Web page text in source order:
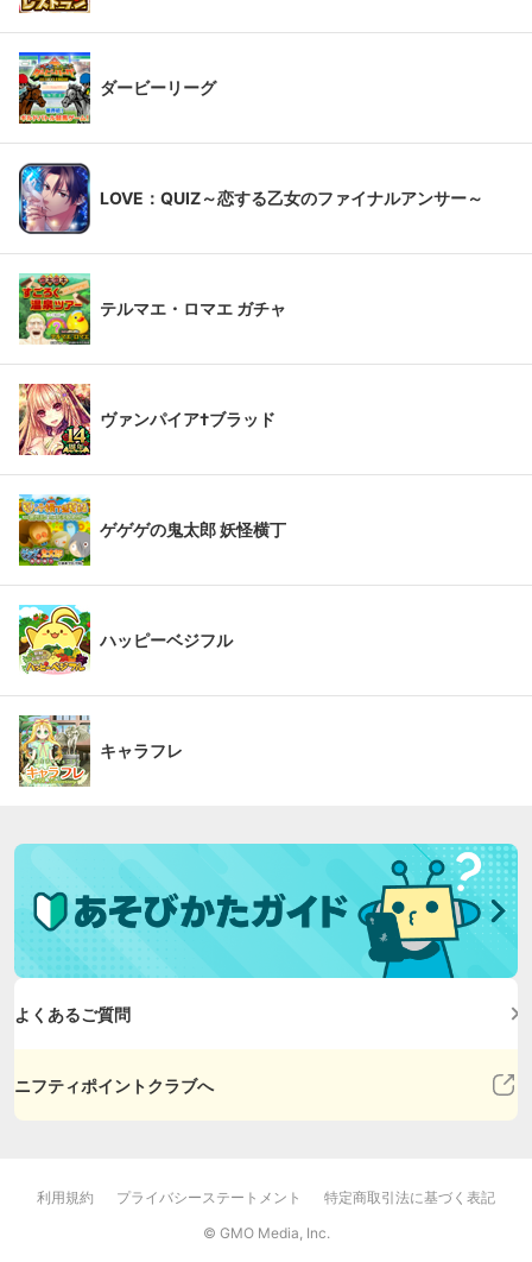
ダービーリーグ
LOVE：QUIZ～恋する乙女のファイナルアンサー～
テルマエ・ロマエ ガチャ
ヴァンパイア†ブラッド
ゲゲゲの鬼太郎 妖怪横丁
ハッピーベジフル
キャラフレ
よくあるご質問
ニフティポイントクラブへ
利用規約 プライバシーステートメント
特定商取引法に基づく表記
© GMO Media, Inc.